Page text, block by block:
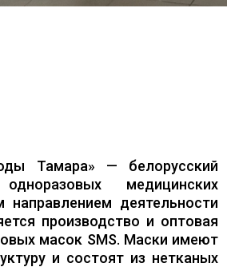
Тамара» — белорусский
одноразовых медицинских
деятельности
производство и оптовая
масок SMS. Маски имеют
и состоят из нетканых